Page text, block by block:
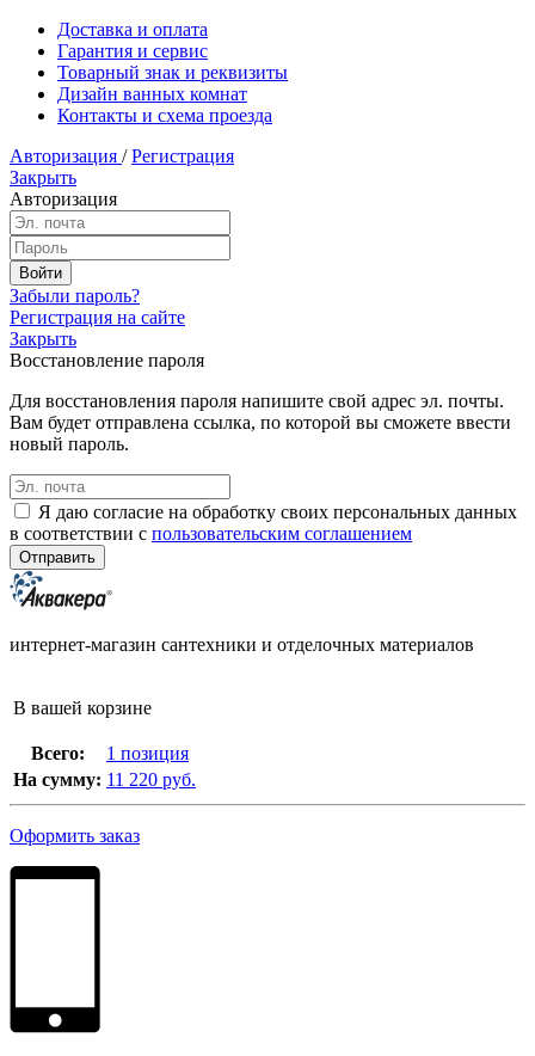
Доставка и оплата
Гарантия и сервис
Товарный знак и реквизиты
Дизайн ванных комнат
Контакты и схема проезда
Авторизация / Регистрация
Закрыть
Авторизация
Забыли пароль?
Регистрация на сайте
Закрыть
Восстановление пароля
Для восстановления пароля напишите свой адрес эл. почты.
Вам будет отправлена ссылка, по которой вы сможете ввести
новый пароль.
Я даю согласие на обработку своих персональных данных
в соответствии с пользовательским соглашением
интернет-магазин сантехники и отделочных материалов
В вашей корзине
Всего:
1 позиция
На сумму: 11 220 руб.
Оформить заказ